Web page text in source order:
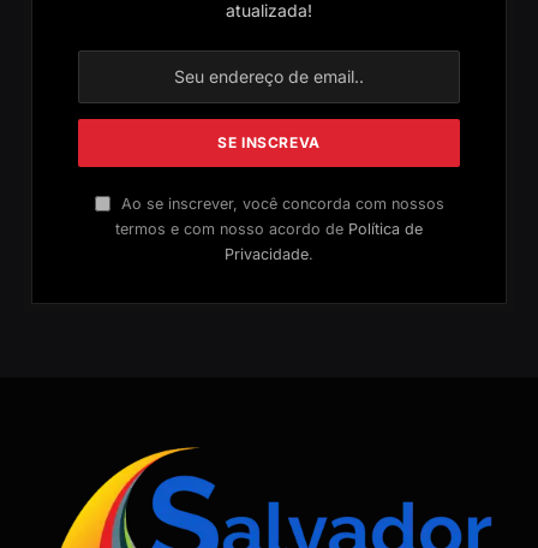
atualizada!
Ao se inscrever, você concorda com nossos
termos e com nosso acordo de Política de
Privacidade.